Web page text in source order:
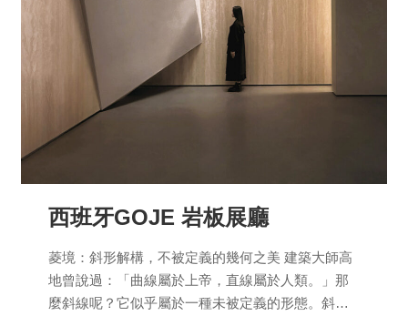
西班牙GOJE 岩板展廳
菱境：斜形解構，不被定義的幾何之美 建築大師高
地曾說過：「曲線屬於上帝，直線屬於人類。」那
麼斜線呢？它似乎屬於一種未被定義的形態。斜形